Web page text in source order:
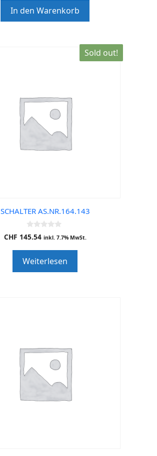
o
f
5
In den Warenkorb
Sold out!
SCHALTER AS.NR.164.143
0
o
o
f
5
CHF 145.54 inkl. 7.7% MwSt.
Weiterlesen